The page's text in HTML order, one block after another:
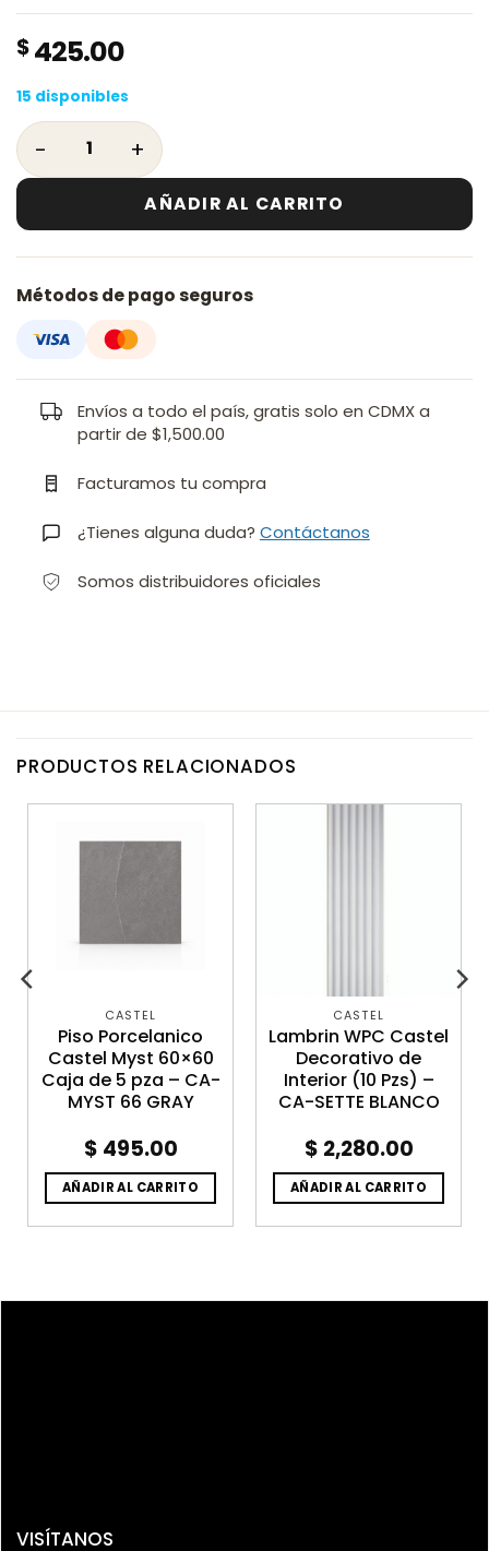
$425.00
15 disponibles
Piso porcelanico Castel 22.5 ×120 Amazona
AÑADIR AL CARRITO
Métodos de pago seguros
Envíos a todo el país, gratis solo en CDMX a
partir de $1,500.00
Facturamos tu compra
¿Tienes alguna duda? Contáctanos
Somos distribuidores oficiales
PRODUCTOS RELACIONADOS
CASTEL
Piso Porcelanico
Castel Myst 60×60
Caja de 5 pza – CA-
MYST 66 GRAY
$ 495.00
AÑADIR AL CARRITO
CASTEL
Lambrin WPC Castel
Decorativo de
Interior (10 Pzs) –
CA-SETTE BLANCO
$ 2,280.00
AÑADIR AL CARRITO
VISÍTANOS